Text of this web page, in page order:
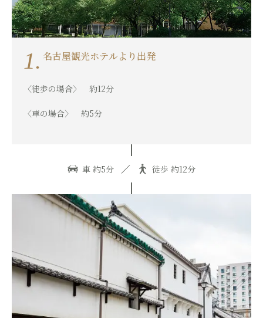
1. 名古屋観光ホテルより出発
〈徒歩の場合〉 約12分
〈車の場合〉 約5分
車 約5分 徒歩 約12分